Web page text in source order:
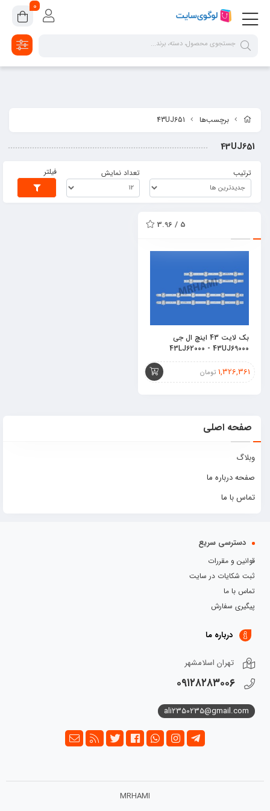
google-site-verification=2dpsKhLIIAHaFZv7ls8lTUR9x1vsg8CYawLf8yMaX1s
برچسب‌ها 43UJ651
43UJ651
ترتیب تعداد نمایش فیلتر
5 / 3.96
بک لایت 43 اینچ ال جی
43LJ62000 - 43UJ69000
1,326,361 تومان
صفحه اصلی
وبلاگ
صفحه درباره ما
تماس با ما
دسترسی سریع
قوانین و مقررات
ثبت شکایات در سایت
تماس با ما
پیگیری سفارش
درباره ما
تهران اسلامشهر
۰۹۱۲۸۲۸۳۰۰۶
ali2350235@gmail.com
MRHAMI
0